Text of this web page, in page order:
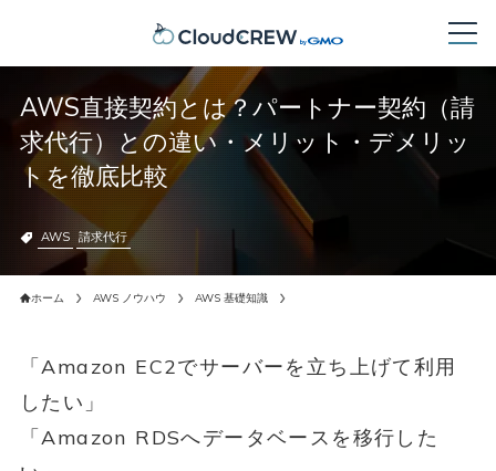
AWS直接契約とは？パートナー契約（請
求代行）との違い・メリット・デメリッ
トを徹底比較
AWS 請求代行
ホーム AWS ノウハウ AWS 基礎知識
「Amazon EC2でサーバーを立ち上げて利用
したい」
「Amazon RDSへデータベースを移行した